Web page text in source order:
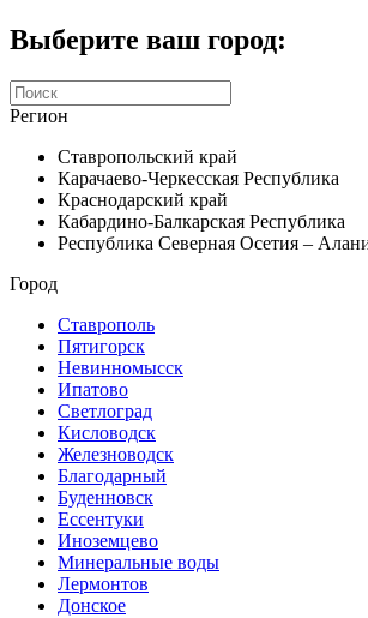
Выберите ваш город:
Регион
Ставропольский край
Карачаево-Черкесская Республика
Краснодарский край
Кабардино-Балкарская Республика
Республика Северная Осетия –
Город
Ставрополь
Пятигорск
Невинномысск
Ипатово
Светлоград
Кисловодск
Железноводск
Благодарный
Буденновск
Ессентуки
Иноземцево
Минеральные воды
Лермонтов
Донское